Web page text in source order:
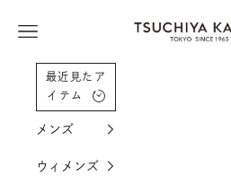
土屋鞄製造所
メニューを開く
最近見たア
イテム
メンズ
ウィメンズ